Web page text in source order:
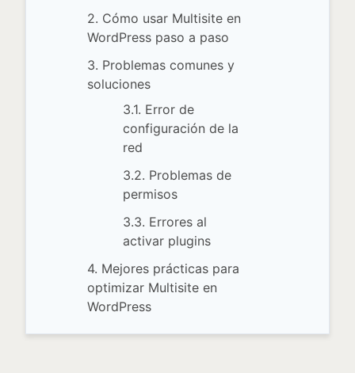
2. Cómo usar Multisite en
WordPress paso a paso
3. Problemas comunes y
soluciones
3.1. Error de
configuración de la
red
3.2. Problemas de
permisos
3.3. Errores al
activar plugins
4. Mejores prácticas para
optimizar Multisite en
WordPress